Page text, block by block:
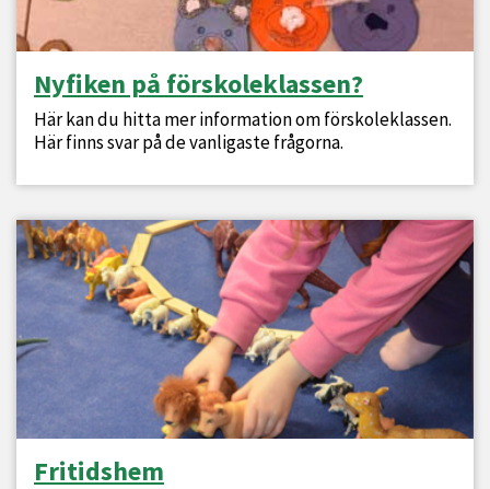
Nyfiken på förskoleklassen?
Här kan du hitta mer information om förskoleklassen.
Här finns svar på de vanligaste frågorna.
Fritidshem